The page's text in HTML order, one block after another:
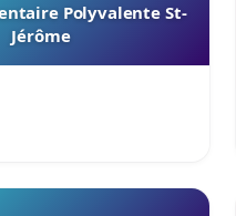
Polyvalente St-
Jérôme